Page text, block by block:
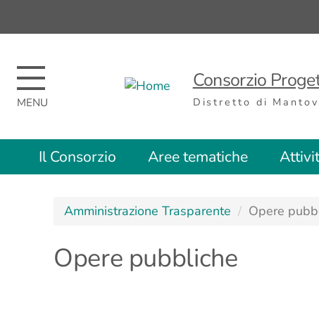
Nome
Regione
Consorzio
Distretto di
menu
Il Consorzio Aree tematiche
Amministrazione Trasparente Opere
Opere pubbliche